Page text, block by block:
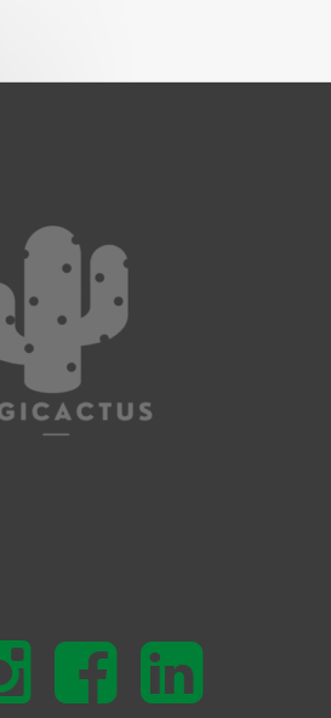
Instagram Facebook Linkedin